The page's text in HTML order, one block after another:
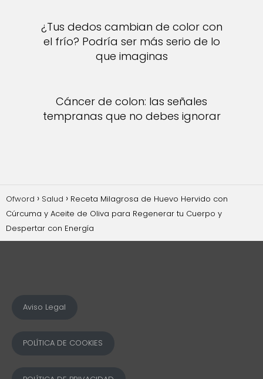
¿Tus dedos cambian de color con
el frío? Podría ser más serio de lo
que imaginas
Cáncer de colon: las señales
tempranas que no debes ignorar
Ofword Salud
Receta Milagrosa de Huevo Hervido con
Cúrcuma y Aceite de Oliva para Regenerar tu Cuerpo y
Despertar con Energía
Aviso Legal
POLÍTICA DE COOKIES